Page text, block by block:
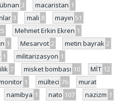
3 macaristan 1
3 mali 8 mayın 51
Mehmet Erkin Ekren 1
1 Mesarvot 2 metin bayrak 2
1 militarizasyon 1
7 misket bombası 10 MİT 12
1 mülteci 76
murat
namibya 1 nato 107 nazizm 1